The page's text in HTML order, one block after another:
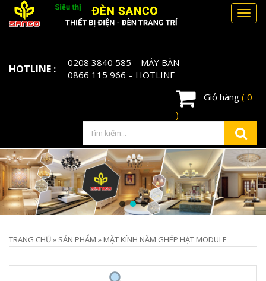
HOTLINE : 0208 3840 585 – MÁY BÀN
0866 115 966 – HOTLINE
Giỏ hàng ( 0
)
TRANG CHỦ» SẢN PHẨM » MẶT KÍNH NĂM GHÉP HẠT MODULE